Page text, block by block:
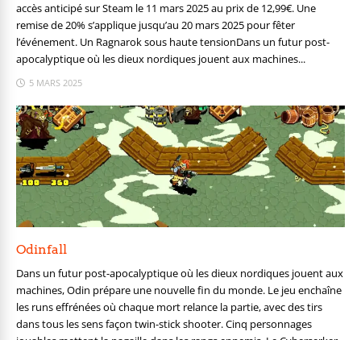
accès anticipé sur Steam le 11 mars 2025 au prix de 12,99€. Une
remise de 20% s’applique jusqu’au 20 mars 2025 pour fêter
l’événement. Un Ragnarok sous haute tensionDans un futur post-
apocalyptique où les dieux nordiques jouent aux machines...
5 MARS 2025
Odinfall
Dans un futur post-apocalyptique où les dieux nordiques jouent aux
machines, Odin prépare une nouvelle fin du monde. Le jeu enchaîne
les runs effrénées où chaque mort relance la partie, avec des tirs
dans tous les sens façon twin-stick shooter. Cinq personnages